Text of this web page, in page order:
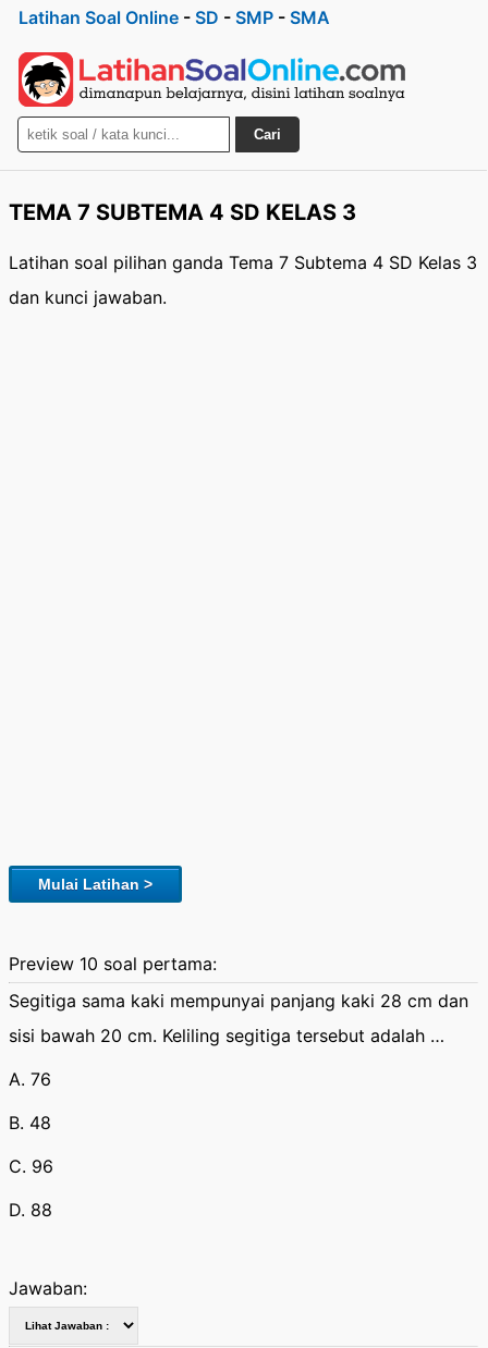
Latihan Soal Online - SD - SMP - SMA
Cari
TEMA 7 SUBTEMA 4 SD KELAS 3
Latihan soal pilihan ganda Tema 7 Subtema 4 SD Kelas 3
dan kunci jawaban.
Mulai Latihan >
Preview 10 soal pertama:
Segitiga sama kaki mempunyai panjang kaki 28 cm dan
sisi bawah 20 cm. Keliling segitiga tersebut adalah …
A. 76
B. 48
C. 96
D. 88
Jawaban: